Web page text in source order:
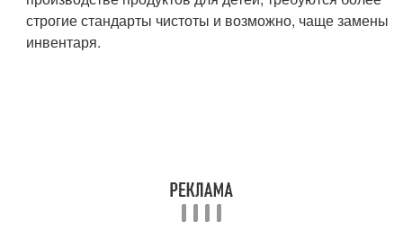
строгие стандарты чистоты и возможно, чаще замены
инвентаря.